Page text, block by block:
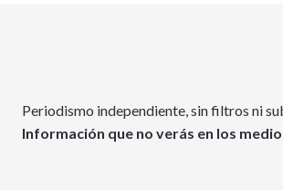
Periodismo independiente, sin filtros ni
Información que no verás en los